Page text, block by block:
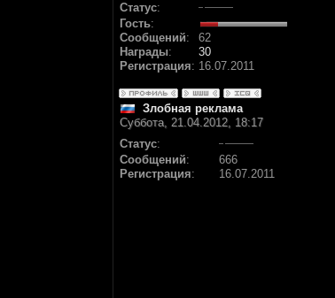
Статус:
Гость:
Сообщений:
62
Награды:
30
Регистрация: 16.07.2011
Злобная реклама
Суббота, 21.04.2012, 18:17
Статус:
Сообщений:
666
Регистрация: 16.07.2011